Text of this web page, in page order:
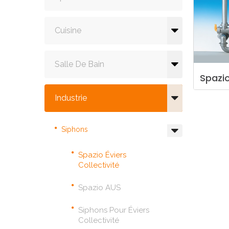
Cuisine
Salle De Bain
Industrie
Siphons
Spazio Éviers
Collectivité
Spazio AUS
Siphons Pour Éviers
Collectivité